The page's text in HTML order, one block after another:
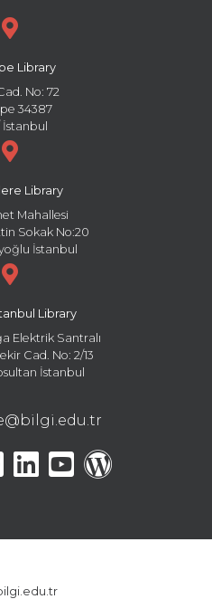
Library
No: 72
34387
İstanbul
Library
Mahallesi
Sokak No:20
İstanbul
Library
Elektrik Santralı
Cad. No: 2/13
İstanbul